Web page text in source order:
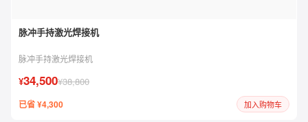
脉冲手持激光焊接机
脉冲手持激光焊接机
¥34,500¥38,800
已省 ¥4,300 加入购物车